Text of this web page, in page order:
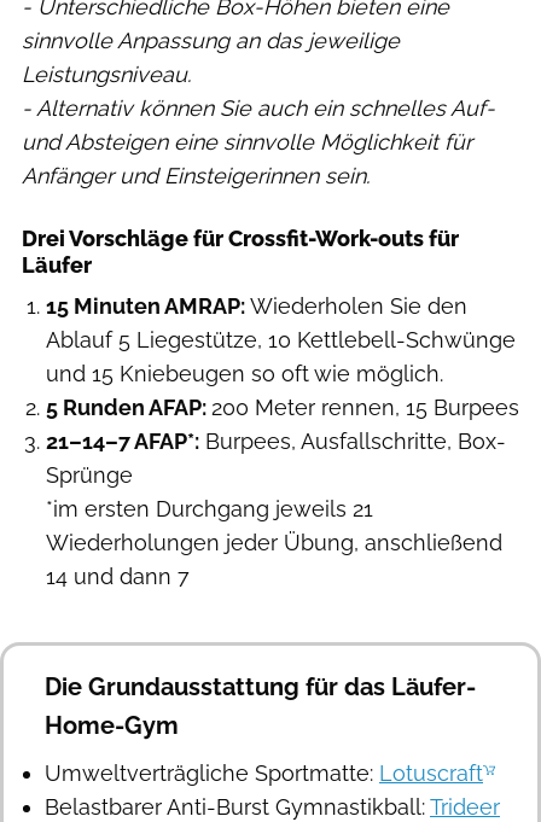
- Unterschiedliche Box-Höhen bieten eine
sinnvolle Anpassung an das jeweilige
Leistungsniveau.
- Alternativ können Sie auch ein schnelles Auf-
und Absteigen eine sinnvolle Möglichkeit für
Anfänger und Einsteigerinnen sein.
Drei Vorschläge für Crossfit-Work-outs für
Läufer
15 Minuten AMRAP:Wiederholen Sie den
Ablauf 5 Liegestütze, 10 Kettlebell-Schwünge
und 15 Kniebeugen so oft wie möglich.
5 Runden AFAP: 200 Meter rennen, 15 Burpees
21–14–7 AFAP*: Burpees, Ausfallschritte, Box-
Sprünge
*im ersten Durchgang jeweils 21
Wiederholungen jeder Übung, anschließend
14 und dann 7
Die Grundausstattung für das Läufer-
Home-Gym
Umweltverträgliche Sportmatte: Lotuscraft
Belastbarer Anti-Burst Gymnastikball:Trideer